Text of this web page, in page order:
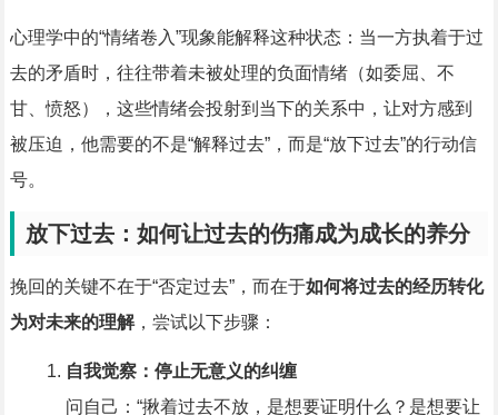
心理学中的“情绪卷入”现象能解释这种状态：当一方执着于过
去的矛盾时，往往带着未被处理的负面情绪（如委屈、不
甘、愤怒），这些情绪会投射到当下的关系中，让对方感到
被压迫，他需要的不是“解释过去”，而是“放下过去”的行动信
号。
放下过去：如何让过去的伤痛成为成长的养分
挽回的关键不在于“否定过去”，而在于如何将过去的经历转化
为对未来的理解，尝试以下步骤：
自我觉察：停止无意义的纠缠
问自己：“揪着过去不放，是想要证明什么？是想要让